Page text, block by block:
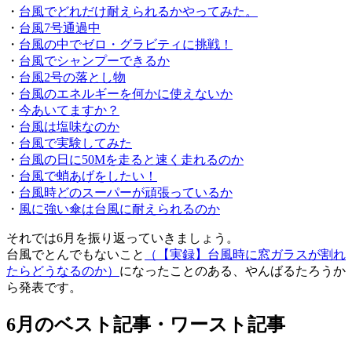
・ 台風でどれだけ耐えられるかやってみた。
・ 台風7号通過中
・ 台風の中でゼロ・グラビティに挑戦！
・ 台風でシャンプーできるか
・ 台風2号の落とし物
・ 台風のエネルギーを何かに使えないか
・ 今あいてますか？
・ 台風は塩味なのか
・ 台風で実験してみた
・ 台風の日に50Mを走ると速く走れるのか
・ 台風で蛸あげをしたい！
・ 台風時どのスーパーが頑張っているか
・ 風に強い傘は台風に耐えられるのか
それでは6月を振り返っていきましょう。
台風でとんでもないこと
（【実録】台風時に窓ガラスが割れ
たらどうなるのか） になったことのある、やんばるたろうか
ら発表です。
6月のベスト記事・ワースト記事